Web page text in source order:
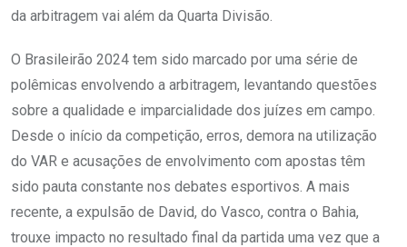
da arbitragem vai além da Quarta Divisão.
O Brasileirão 2024 tem sido marcado por uma série de
polêmicas envolvendo a arbitragem, levantando questões
sobre a qualidade e imparcialidade dos juízes em campo.
Desde o início da competição, erros, demora na utilização
do VAR e acusações de envolvimento com apostas têm
sido pauta constante nos debates esportivos. A mais
recente, a expulsão de David, do Vasco, contra o Bahia,
trouxe impacto no resultado final da partida uma vez que a